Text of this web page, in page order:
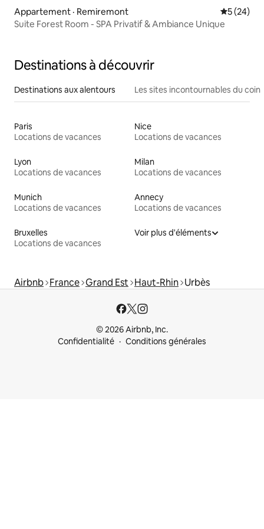
Appartement · Remiremont Note
5 (24)
Suite Forest Room - SPA Privatif & Ambiance Unique
Destinations à découvrir
Destinations aux alentours Les sites incontournables du coin
Paris
Locations de vacances
Nice
Locations de vacances
Lyon
Locations de vacances
Milan
Locations de vacances
Munich
Locations de vacances
Annecy
Locations de vacances
Bruxelles
Locations de vacances
Voir plus d'éléments
Airbnb France Grand Est Haut-Rhin Urbès
© 2026 Airbnb, Inc.
Confidentialité
Conditions générales